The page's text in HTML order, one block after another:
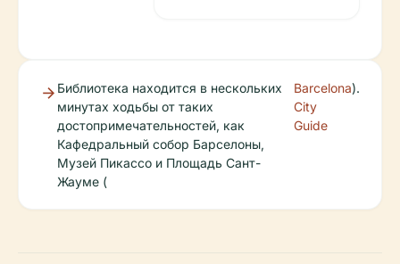
Библиотека находится в нескольких
минутах ходьбы от таких
достопримечательностей, как
Кафедральный собор Барселоны,
Музей Пикассо и Площадь Сант-
Жауме (
Barcelona
City
Guide
).